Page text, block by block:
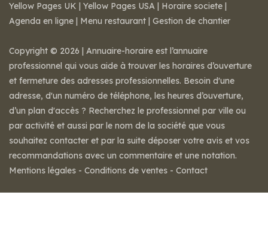
Yellow Pages UK | Yellow Pages USA | Horaire societe |
Agenda en ligne | Menu restaurant | Gestion de chantier
Copyright © 2026 | Annuaire-horaire est l’annuaire
professionnel qui vous aide à trouver les horaires d’ouverture
et fermeture des adresses professionnelles. Besoin d'une
adresse, d'un numéro de téléphone, les heures d’ouverture,
d’un plan d'accès ? Recherchez le professionnel par ville ou
par activité et aussi par le nom de la société que vous
souhaitez contacter et par la suite déposer votre avis et vos
recommandations avec un commentaire et une notation.
Mentions légales - Conditions de ventes - Contact